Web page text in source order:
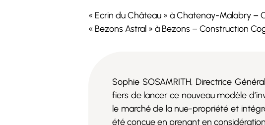
« Ecrin du Château » à Chatenay-Malabry –
« Bezons Astral » à Bezons – Construction
Sophie SOSAMRITH, Directrice
fiers de lancer ce nouveau modèle
le marché de la nue-propriété et
été conçue en prenant en